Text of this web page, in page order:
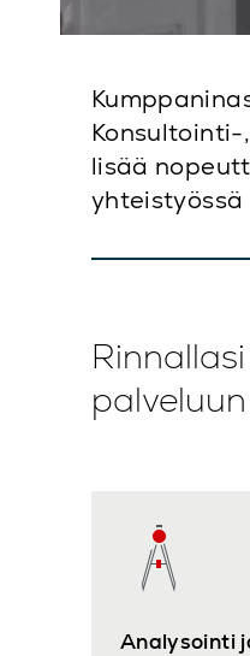
lisää
yhteistyössä
palveluun
Analysointi